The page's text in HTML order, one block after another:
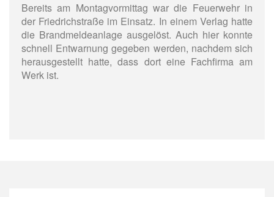
Bereits am Montagvormittag war die Feuerwehr in
der Friedrichstraße im Einsatz. In einem Verlag hatte
die Brandmeldeanlage ausgelöst. Auch hier konnte
schnell Entwarnung gegeben werden, nachdem sich
herausgestellt hatte, dass dort eine Fachfirma am
Werk ist.